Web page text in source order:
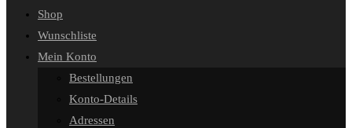
Shop
Wunschliste
Mein Konto
Bestellungen
Konto-Details
Adressen